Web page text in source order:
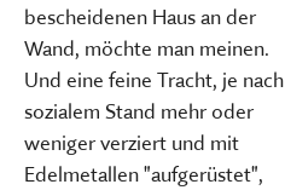
bescheidenen Haus an der
Wand, möchte man meinen.
Und eine feine Tracht, je nach
sozialem Stand mehr oder
weniger verziert und mit
Edelmetallen "aufgerüstet",